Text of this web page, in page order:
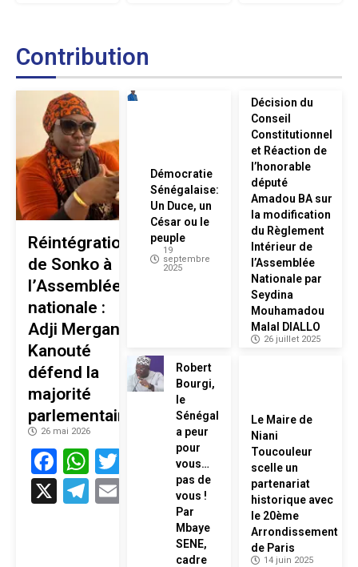
Contribution
Réintégration
de Sonko à
l’Assemblée
nationale :
Adji Mergane
Kanouté
défend la
majorité
parlementaire
26 mai 2026
Facebook
WhatsApp
Twitter
X
Telegram
Email
Démocratie
Sénégalaise:
Un Duce, un
César ou le
peuple
19
septembre
2025
Décision du
Conseil
Constitutionnel
et Réaction de
l’honorable
député
Amadou BA sur
la modification
du Règlement
Intérieur de
l’Assemblée
Nationale par
Seydina
Mouhamadou
Malal DIALLO
26 juillet 2025
Robert
Bourgi,
le
Sénégal
a peur
pour
vous…
pas de
vous !
Par
Mbaye
SENE,
cadre
Le Maire de
Niani
Toucouleur
scelle un
partenariat
historique avec
le 20ème
Arrondissement
de Paris
14 juin 2025